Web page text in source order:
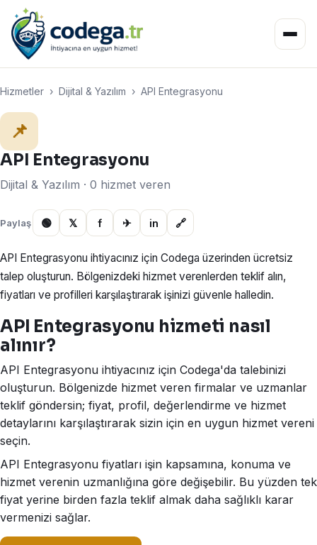
Hizmetler › Dijital & Yazılım › API Entegrasyonu
📌
API Entegrasyonu
Dijital & Yazılım · 0 hizmet veren
Paylaş 🟢 𝕏 f ✈ in 🔗
API Entegrasyonu ihtiyacınız için Codega üzerinden ücretsiz
talep oluşturun. Bölgenizdeki hizmet verenlerden teklif alın,
fiyatları ve profilleri karşılaştırarak işinizi güvenle halledin.
API Entegrasyonu hizmeti nasıl
alınır?
API Entegrasyonu ihtiyacınız için Codega'da talebinizi
oluşturun. Bölgenizde hizmet veren firmalar ve uzmanlar
teklif göndersin; fiyat, profil, değerlendirme ve hizmet
detaylarını karşılaştırarak sizin için en uygun hizmet vereni
seçin.
API Entegrasyonu fiyatları işin kapsamına, konuma ve
hizmet verenin uzmanlığına göre değişebilir. Bu yüzden tek
fiyat yerine birden fazla teklif almak daha sağlıklı karar
vermenizi sağlar.